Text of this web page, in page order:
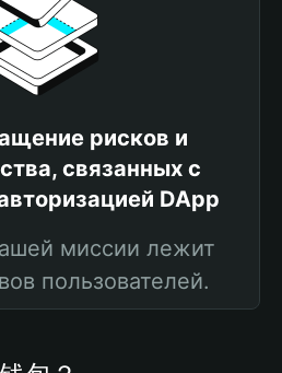
рисков и
связанных с
DApp
миссии лежит
пользователей.